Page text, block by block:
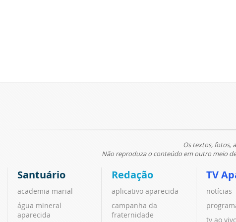
Os textos, fotos,
Não reproduza o conteúdo em outro meio
Santuário
academia marial
água mineral
aparecida
Redação
aplicativo aparecida
campanha da
fraternidade
TV
notícias
tv ao